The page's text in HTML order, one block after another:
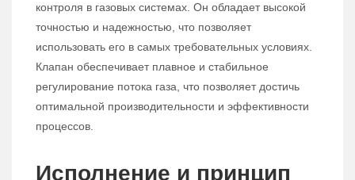
контроля в газовых системах. Он обладает высокой
точностью и надежностью, что позволяет
использовать его в самых требовательных условиях.
Клапан обеспечивает плавное и стабильное
регулирование потока газа, что позволяет достичь
оптимальной производительности и эффективности
процессов.
Исполнение и принцип